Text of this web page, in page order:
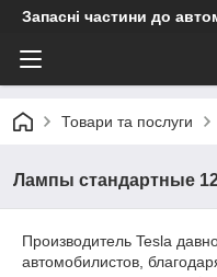
Запасні частини до
Товари та послуги
Лампы стандартные
Производитель Tesla
автомобилистов,